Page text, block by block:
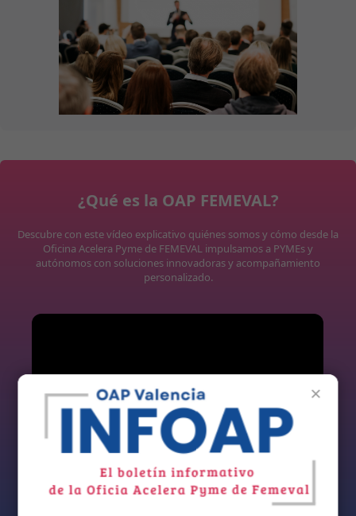
¿Qué es la OAP FEMEVAL?
Descubre con este vídeo explicativo quiénes somos y cómo desde la
Oficina Acelera Pyme de FEMEVAL impulsamos a PYMEs y
autónomos con soluciones innovadoras y acompañamiento
personalizado.
×